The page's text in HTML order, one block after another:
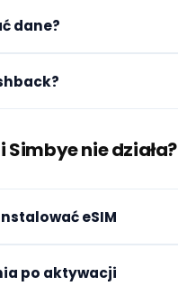
dane?
Simbye nie działa?
eSIM
po aktywacji